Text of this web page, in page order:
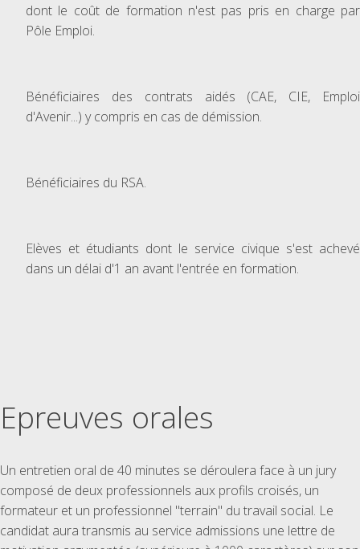
dont le coût de formation n'est pas pris en charge par
Pôle Emploi.
Bénéficiaires des contrats aidés (CAE, CIE, Emploi
d'Avenir...) y compris en cas de démission.
Bénéficiaires du RSA.
Elèves et étudiants dont le service civique s'est achevé
dans un délai d'1 an avant l'entrée en formation.
Epreuves orales
Un entretien oral de 40 minutes se déroulera face à un jury
composé de deux professionnels aux profils croisés, un
formateur et un professionnel "terrain" du travail social. Le
candidat aura transmis au service admissions une lettre de